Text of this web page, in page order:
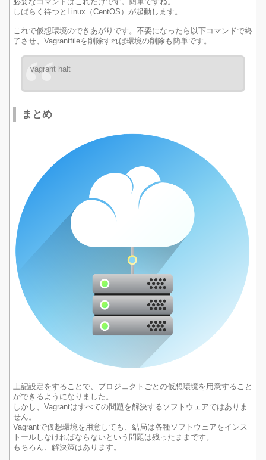
必要なコマンドはこれだけです。簡単ですね。
しばらく待つとLinux（CentOS）が起動します。
これで仮想環境のできあがりです。不要になったら以下コマンドで終
了させ、Vagrantfileを削除すれば環境の削除も簡単です。
vagrant halt
まとめ
上記設定をすることで、プロジェクトごとの仮想環境を用意すること
ができるようになりました。
しかし、Vagrantはすべての問題を解決するソフトウェアではありま
せん。
Vagrantで仮想環境を用意しても、結局は各種ソフトウェアをインス
トールしなければならないという問題は残ったままです。
もちろん、解決策はあります。